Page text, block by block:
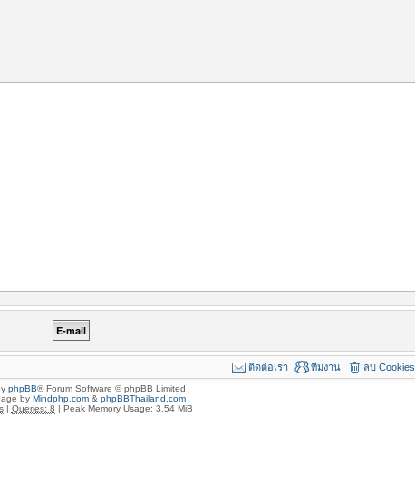
ลบ Cookies
ทีมงาน
ติดต่อเรา
phpBB® Forum Software © phpBB Limited
by Mindphp.com& phpBBThailand.com
| Queries: 8 | Peak Memory Usage: 3.54 MiB